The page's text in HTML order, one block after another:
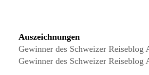
Auszeichnungen
Gewinner des Schweizer Reiseblog
Gewinner des Schweizer Reiseblog